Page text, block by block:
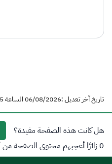
تاريخ آخر تعديل :06/08/2026 الساعة 09:55 مساءً
هل كانت هذه الصفحة مفيدة؟
0 زائرًا أعجبهم محتوى الصفحة من أصل 0 مشاركة